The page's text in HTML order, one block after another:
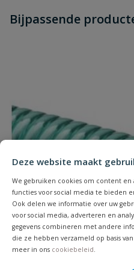
Deze website maakt
We gebruiken cookies om content
functies voor social media te bieden
Ook delen we informatie over uw
voor social media, adverteren en
gegevens combineren met andere
die ze hebben verzameld op basis
meer in ons cookiebeleid.
dit product?
Schrijf zelf een
Naam
Samenvatting
Bijpassende